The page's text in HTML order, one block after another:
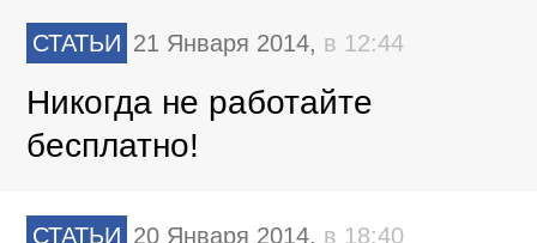
СТАТЬИ 21 Января 2014, в 12:44
Никогда не работайте
бесплатно!
СТАТЬИ 20 Января 2014, в 18:40